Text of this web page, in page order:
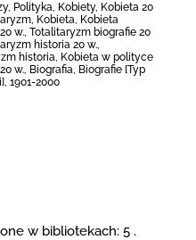
Polityka, Kobiety, Kobieta 20
Kobieta, Kobieta
w., Totalitaryzm biografie 20
historia 20 w.,
historia, Kobieta w polityce
w., Biografia, Biografie [Typ
1901-2000
w bibliotekach: 5 .